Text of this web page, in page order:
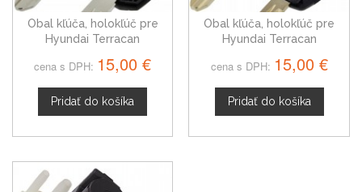
Obal kľúča, holokľúč pre
Hyundai Terracan
cena s DPH: 15,00 €
Pridať do košíka
Obal kľúča, holokľúč pre
Hyundai Terracan
cena s DPH: 15,00 €
Pridať do košíka